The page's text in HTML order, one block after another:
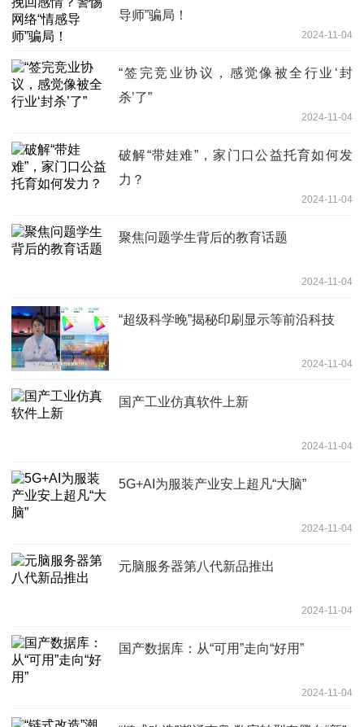
导师”骗局！
2024-11-04
“签完竞业协议，感觉像被全行业‘封
杀’了”
2024-11-04
破解“带娃难”，家门口公益托育如何发
力？
2024-11-04
聚焦问题学生背后的教育话题
2024-11-04
“超级科学晚”揭秘印刷显示等前沿科技
2024-11-04
国产工业仿真软件上新
2024-11-04
5G+AI为服装产业安上超凡“大脑”
2024-11-04
元脑服务器第八代新品推出
2024-11-04
国产数据库：从“可用”走向“好用”
2024-11-04